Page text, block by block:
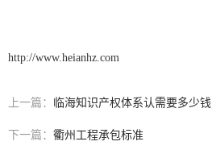
http://www.heianhz.com
上一篇： 临海知识产权体系认需要多少钱
下一篇： 衢州工程承包标准